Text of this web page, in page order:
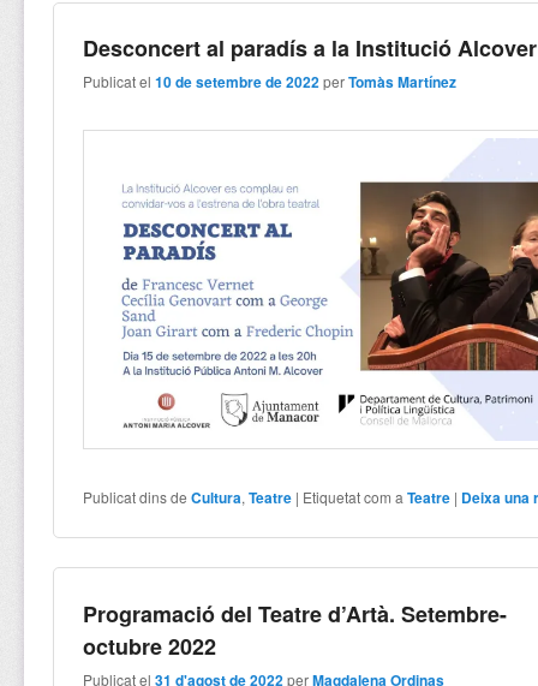
Desconcert al paradís a la Institució Alcover
Publicat el10 de setembre de 2022 perTomàs Martínez
Publicat dins de Cultura,Teatre | Etiquetat com a Teatre | Deixa una
Programació del Teatre d’Artà. Setembre-
octubre 2022
Publicat el31 d'agost de 2022 perMagdalena Ordinas